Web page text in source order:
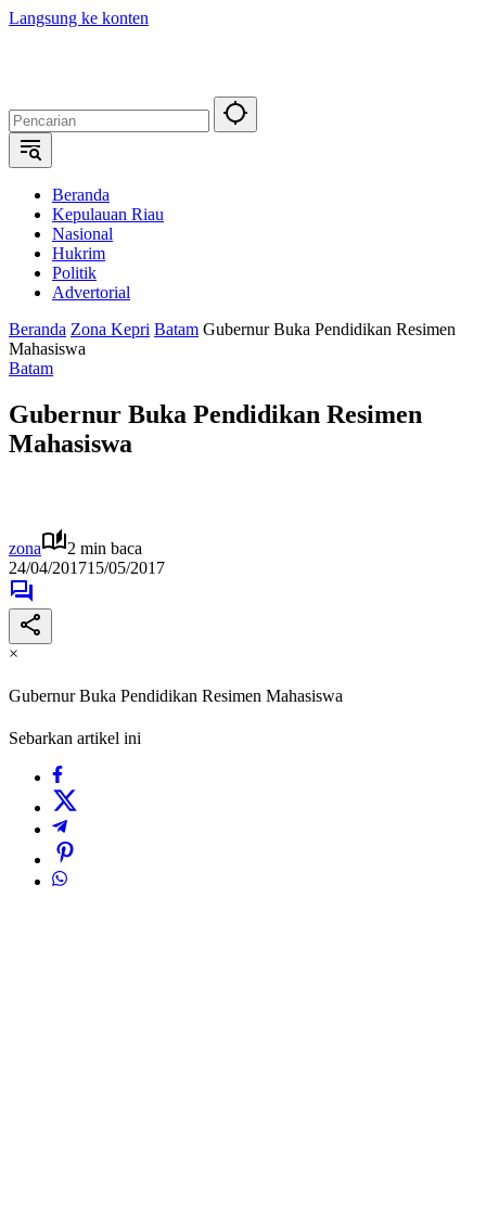
Langsung ke konten
Beranda
Kepulauan Riau
Nasional
Hukrim
Politik
Advertorial
Beranda Zona Kepri Batam Gubernur Buka Pendidikan Resimen
Mahasiswa
Batam
Gubernur Buka Pendidikan Resimen
Mahasiswa
zona
2 min baca
24/04/201715/05/2017
×
Gubernur Buka Pendidikan Resimen Mahasiswa
Sebarkan artikel ini